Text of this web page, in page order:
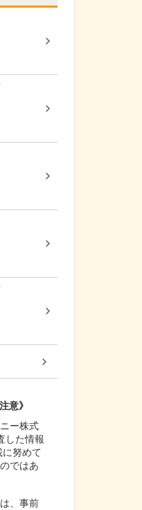
意》
ー株式
した情報
努めて
ではあ
、事前